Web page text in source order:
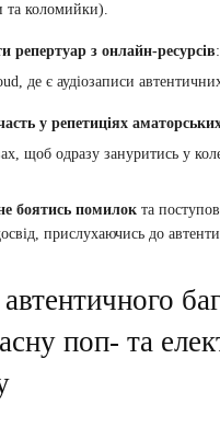
та коломийки).
репертуар з онлайн-ресурсів
де є аудіозаписи
у репетиціях
щоб одразу зануритись у
боятись помилок та
прислухаючись до
поп- та